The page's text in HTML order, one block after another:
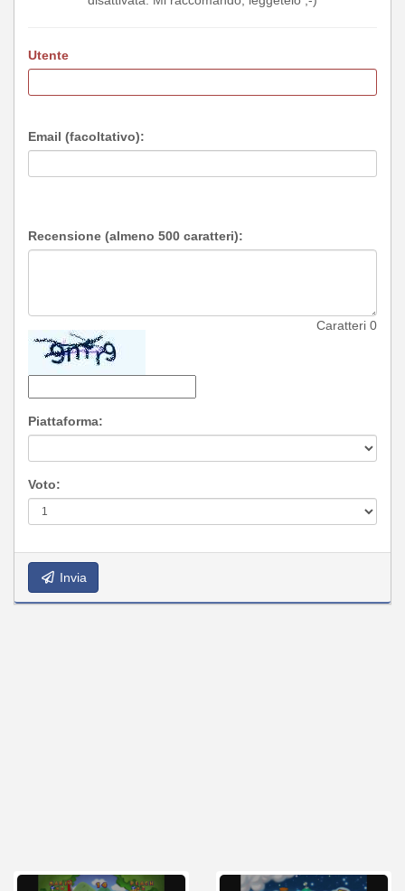
Utente
Email (facoltativo):
Recensione (almeno 500 caratteri):
Caratteri 0
Piattaforma:
Voto:
Invia